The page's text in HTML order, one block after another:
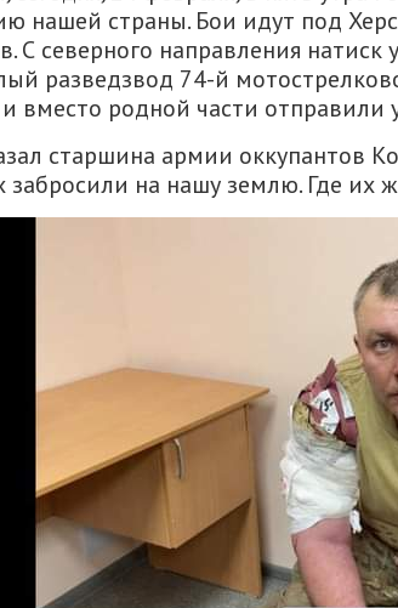
нашей страны. Бои идут под
С северного направления
разведзвод 74-й
вместо родной части отправили
старшина армии оккупантов
забросили на нашу землю. Где их